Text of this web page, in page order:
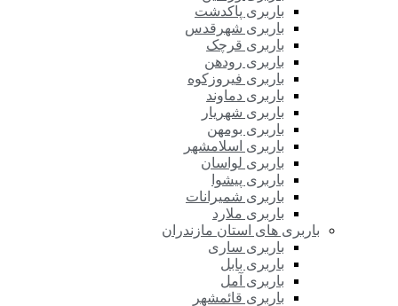
باربری پاکدشت
باربری شهرقدس
باربری قرچک
باربری رودهن
باربری فیروزکوه
باربری دماوند
باربری شهریار
باربری بومهن
باربری اسلامشهر
باربری لواسان
باربری پیشوا
باربری شمیرانات
باربری ملارد
باربری های استان مازندران
باربری ساری
باربری بابل
باربری آمل
باربری قائمشهر